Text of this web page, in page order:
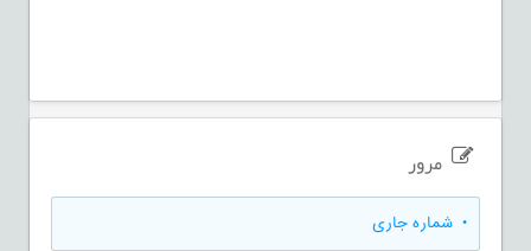
مرور
• شماره جاری